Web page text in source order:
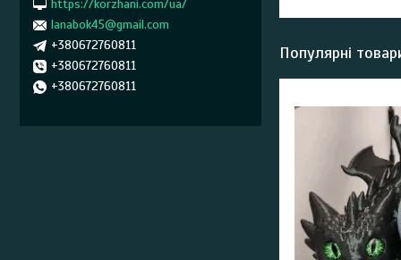
Популярні
https://korzhani.com/ua/
lanabok45@gmail.com
+380672760811
+380672760811
+380672760811